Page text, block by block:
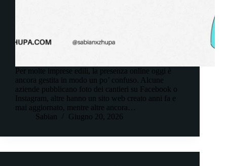
Per molte imprese edili, la presenza online oggi è
ancora gestita in modo un po’ confuso. Alcune
aziende pubblicano foto dei cantieri su Facebook o
Instagram, altre hanno un sito web creato anni fa e
mai aggiornato, mentre altre ancora…
Sabian
Giugno 20, 2026